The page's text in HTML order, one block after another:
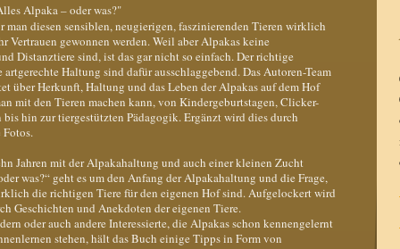
Alpaka – oder was?"
man diesen sensiblen, neugierigen, faszinierenden Tieren wirklich
Vertrauen gewonnen werden. Weil aber Alpakas keine
Distanztiere sind, ist das gar nicht so einfach. Der richtige
Haltung sind dafür ausschlaggebend. Das Autoren-Team
über Herkunft, Haltung und das Leben der Alpakas auf dem Hof
mit den Tieren machen kann, von Kindergeburtstagen, Clicker-
hin zur tiergestützten Pädagogik. Ergänzt wird dies durch
Jahren mit der Alpakahaltung und auch einer kleinen Zucht
was?“ geht es um den Anfang der Alpakahaltung und die Frage,
die richtigen Tiere für den eigenen Hof sind. Aufgelockert wird
Geschichten und Anekdoten der eigenen Tiere.
oder auch andere Interessierte, die Alpakas schon kennengelernt
stehen, hält das Buch einige Tipps in Form von